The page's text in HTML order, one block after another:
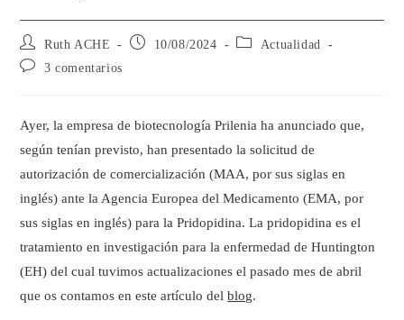
Ruth ACHE 10/08/2024
Actualidad
3 comentarios
Ayer, la empresa de biotecnología Prilenia ha anunciado que,
según tenían previsto, han presentado la solicitud de
autorización de comercialización (MAA, por sus siglas en
inglés) ante la Agencia Europea del Medicamento (EMA, por
sus siglas en inglés) para la Pridopidina. La pridopidina es el
tratamiento en investigación para la enfermedad de Huntington
(EH) del cual tuvimos actualizaciones el pasado mes de abril
que os contamos en este artículo delblog.